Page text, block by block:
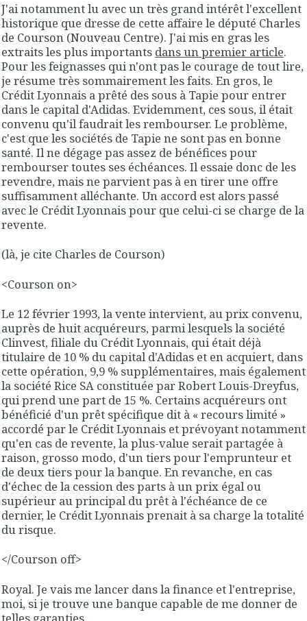
J'ai notamment lu avec un très grand intérêt l'excellent
historique que dresse de cette affaire le député Charles
de Courson (Nouveau Centre). J'ai mis en gras les
extraits les plus importants dans un premier article.
Pour les feignasses qui n'ont pas le courage de tout lire,
je résume très sommairement les faits. En gros, le
Crédit Lyonnais a prêté des sous à Tapie pour entrer
dans le capital d'Adidas. Evidemment, ces sous, il était
convenu qu'il faudrait les rembourser. Le problème,
c'est que les sociétés de Tapie ne sont pas en bonne
santé. Il ne dégage pas assez de bénéfices pour
rembourser toutes ses échéances. Il essaie donc de les
revendre, mais ne parvient pas à en tirer une offre
suffisamment alléchante. Un accord est alors passé
avec le Crédit Lyonnais pour que celui-ci se charge de la
revente.
(là, je cite Charles de Courson)
<Courson on>
Le 12 février 1993, la vente intervient, au prix convenu,
auprès de huit acquéreurs, parmi lesquels la société
Clinvest, filiale du Crédit Lyonnais, qui était déjà
titulaire de 10 % du capital d'Adidas et en acquiert, dans
cette opération, 9,9 % supplémentaires, mais également
la société Rice SA constituée par Robert Louis-Dreyfus,
qui prend une part de 15 %. Certains acquéreurs ont
bénéficié d'un prêt spécifique dit à « recours limité »
accordé par le Crédit Lyonnais et prévoyant notamment
qu'en cas de revente, la plus-value serait partagée à
raison, grosso modo, d'un tiers pour l'emprunteur et
de deux tiers pour la banque. En revanche, en cas
d'échec de la cession des parts à un prix égal ou
supérieur au principal du prêt à l'échéance de ce
dernier, le Crédit Lyonnais prenait à sa charge la totalité
du risque.
</Courson off>
Royal. Je vais me lancer dans la finance et l'entreprise,
moi, si je trouve une banque capable de me donner de
telles garanties...